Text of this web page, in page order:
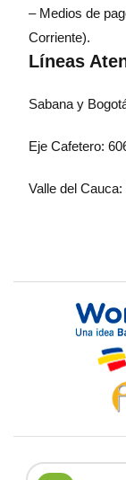
– Medios de
Corriente).
Líneas
Sabana y
Eje Cafetero:
Valle del Cauca: